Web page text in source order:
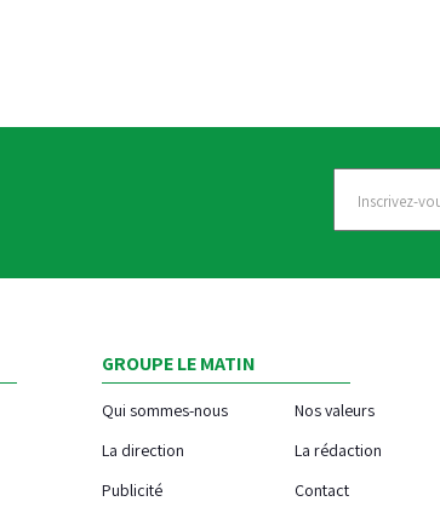
GROUPE LE MATIN
Qui sommes-nous
Nos valeurs
La direction
La rédaction
Publicité
Contact